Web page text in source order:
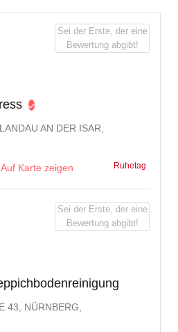
AN DER ISAR,
Auf Karte zeigen Ruhetag
Sei der Erste, der eine
Bewertung abgibt!
NÜRNBERG, D
Sei der Erste, der eine
Bewertung abgibt!